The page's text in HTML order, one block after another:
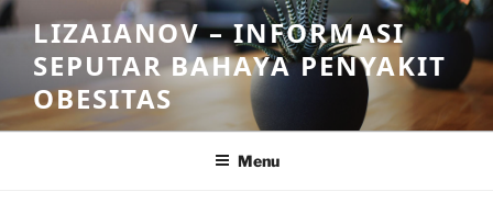
Skip
to
content
LIZAIANOV – INFORMASI
SEPUTAR BAHAYA PENYAKIT
OBESITAS
Menu